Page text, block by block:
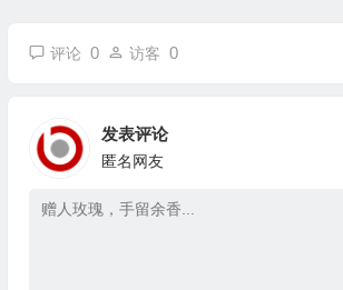
评论 0 访客 0
发表评论
匿名网友